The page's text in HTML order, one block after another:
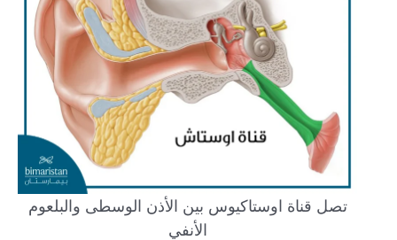
تصل قناة اوستاكيوس بين الأذن الوسطى والبلعوم
الأنفي